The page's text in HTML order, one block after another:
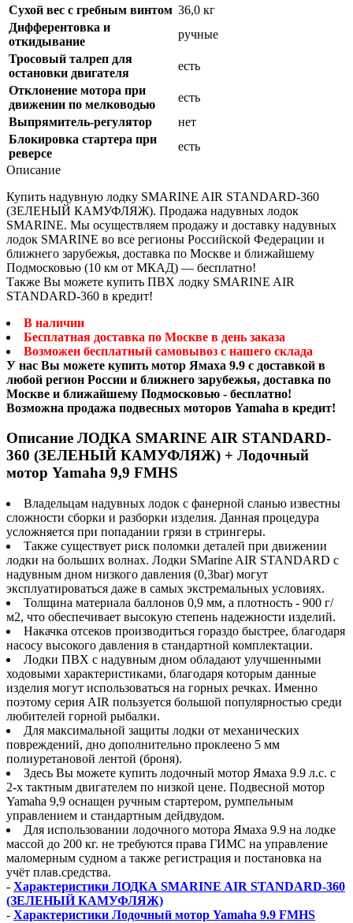
Сухой вес с гребным винтом 36,0 кг
Дифферентовка и
откидывание
ручные
Тросовый талреп для
остановки двигателя
есть
Отклонение мотора при
движении по мелководью
есть
Выпрямитель-регулятор
нет
Блокировка стартера при
реверсе
есть
Описание
Купить надувную лодку SMARINE AIR STANDARD-360
(ЗЕЛЕНЫЙ КАМУФЛЯЖ). Продажа надувных лодок
SMARINE. Мы осуществляем продажу и доставку надувных
лодок SMARINE во все регионы Российской Федерации и
ближнего зарубежья, доставка по Москве и ближайшему
Подмосковью (10 км от МКАД) — бесплатно!
Также Вы можете купить ПВХ лодку SMARINE AIR
STANDARD-360 в кредит!
В наличии
Бесплатная доставка по Москве в день заказа
Возможен бесплатный самовывоз с нашего склада
У нас Вы можете купить мотор Ямаха 9.9 с доставкой в
любой регион России и ближнего зарубежья, доставка по
Москве и ближайшему Подмосковью - бесплатно!
Возможна продажа подвесных моторов Yamaha в кредит!
Описание ЛОДКА SMARINE AIR STANDARD-
360 (ЗЕЛЕНЫЙ КАМУФЛЯЖ) + Лодочный
мотор Yamaha 9,9 FMHS
Владельцам надувных лодок с фанерной сланью известны
сложности сборки и разборки изделия. Данная процедура
усложняется при попадании грязи в стрингеры.
Также существует риск поломки деталей при движении
лодки на больших волнах. Лодки SMarine AIR STANDARD с
надувным дном низкого давления (0,3bar) могут
эксплуатироваться даже в самых экстремальных условиях.
Толщина материала баллонов 0,9 мм, а плотность - 900 г/
м2, что обеспечивает высокую степень надежности изделий.
Накачка отсеков производиться гораздо быстрее, благодаря
насосу высокого давления в стандартной комплектации.
Лодки ПВХ с надувным дном обладают улучшенными
ходовыми характеристиками, благодаря которым данные
изделия могут использоваться на горных речках. Именно
поэтому серия AIR пользуется большой популярностью среди
любителей горной рыбалки.
Для максимальной защиты лодки от механических
повреждений, дно дополнительно проклеено 5 мм
полиуретановой лентой (броня).
Здесь Вы можете купить лодочный мотор Ямаха 9.9 л.с. с
2-х тактным двигателем по низкой цене. Подвесной мотор
Yamaha 9,9 оснащен ручным стартером, румпельным
управлением и стандартным дейдвудом.
Для использовании лодочного мотора Ямаха 9.9 на лодке
массой до 200 кг. не требуются права ГИМС на управление
маломерным судном а также регистрация и постановка на
учёт плав.средства.
- Характеристики ЛОДКА SMARINE AIR STANDARD-360
(ЗЕЛЕНЫЙ КАМУФЛЯЖ)
- Характеристики Лодочный мотор Yamaha 9.9 FMHS